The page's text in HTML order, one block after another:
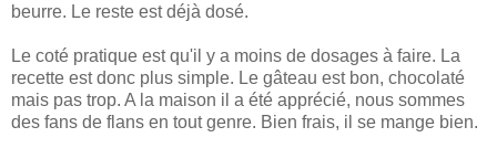
beurre. Le reste est déjà dosé.
Le coté pratique est qu'il y a moins de dosages à faire. La
recette est donc plus simple. Le gâteau est bon, chocolaté
mais pas trop. A la maison il a été apprécié, nous sommes
des fans de flans en tout genre. Bien frais, il se mange bien.